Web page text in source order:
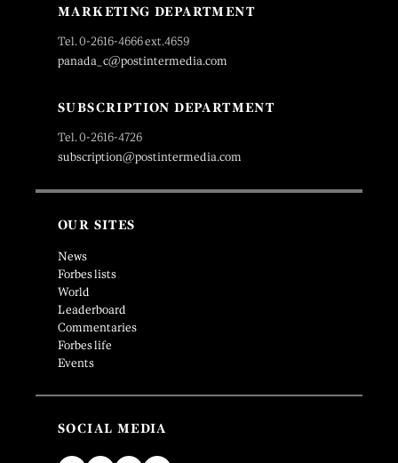
MARKETING DEPARTMENT
Tel. 0-2616-4666 ext.4659
panada_c@postintermedia.com
SUBSCRIPTION DEPARTMENT
Tel. 0-2616-4726
subscription@postintermedia.com
OUR SITES
News
Forbes lists
World
Leaderboard
Commentaries
Forbes life
Events
SOCIAL MEDIA